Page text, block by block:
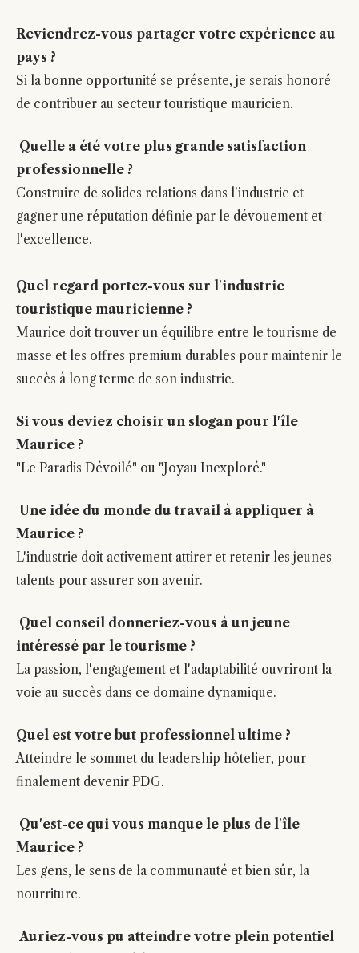
Reviendrez-vous partager votre expérience au
pays ?
Si la bonne opportunité se présente, je serais honoré
de contribuer au secteur touristique mauricien.
Quelle a été votre plus grande satisfaction
professionnelle ?
Construire de solides relations dans l'industrie et
gagner une réputation définie par le dévouement et
l'excellence.
Quel regard portez-vous sur l'industrie
touristique mauricienne ?
Maurice doit trouver un équilibre entre le tourisme de
masse et les offres premium durables pour maintenir le
succès à long terme de son industrie.
Si vous deviez choisir un slogan pour l'île
Maurice ?
"Le Paradis Dévoilé" ou "Joyau Inexploré."
Une idée du monde du travail à appliquer à
Maurice ?
L'industrie doit activement attirer et retenir les jeunes
talents pour assurer son avenir.
Quel conseil donneriez-vous à un jeune
intéressé par le tourisme ?
La passion, l'engagement et l'adaptabilité ouvriront la
voie au succès dans ce domaine dynamique.
Quel est votre but professionnel ultime ?
Atteindre le sommet du leadership hôtelier, pour
finalement devenir PDG.
Qu'est-ce qui vous manque le plus de l'île
Maurice ?
Les gens, le sens de la communauté et bien sûr, la
nourriture.
Auriez-vous pu atteindre votre plein potentiel